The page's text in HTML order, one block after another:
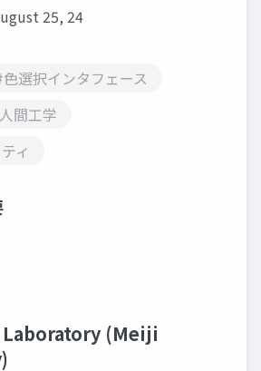
25, 24
選択インタフェース
間工学
ィ
(Meiji